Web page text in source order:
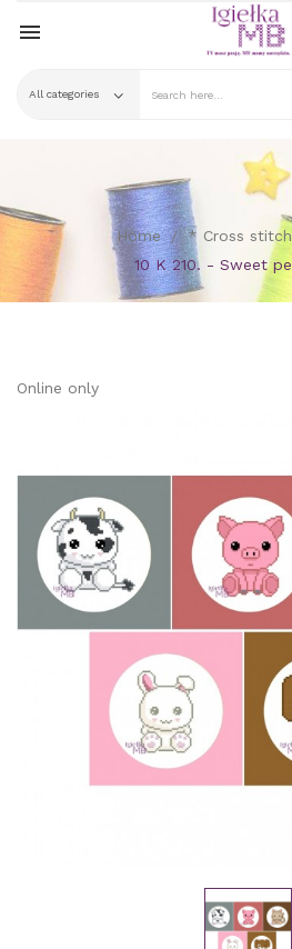

Home
* Cross
10 K 210. - Sweet
Online only